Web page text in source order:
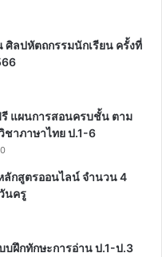
ลปหัตถกรรมนักเรียน ครั้งที่
แผนการสอนครบชั้น ตาม
ชาภาษาไทย ป.1-6
ลักสูตรออนไลน์ จำนวน 4
นครู
บฝึกทักษะการอ่าน ป.1-ป.3